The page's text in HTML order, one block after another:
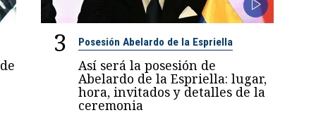
3 Posesión Abelardo de la Espriella
Así será la posesión de
Abelardo de la Espriella: lugar,
hora, invitados y detalles de la
ceremonia